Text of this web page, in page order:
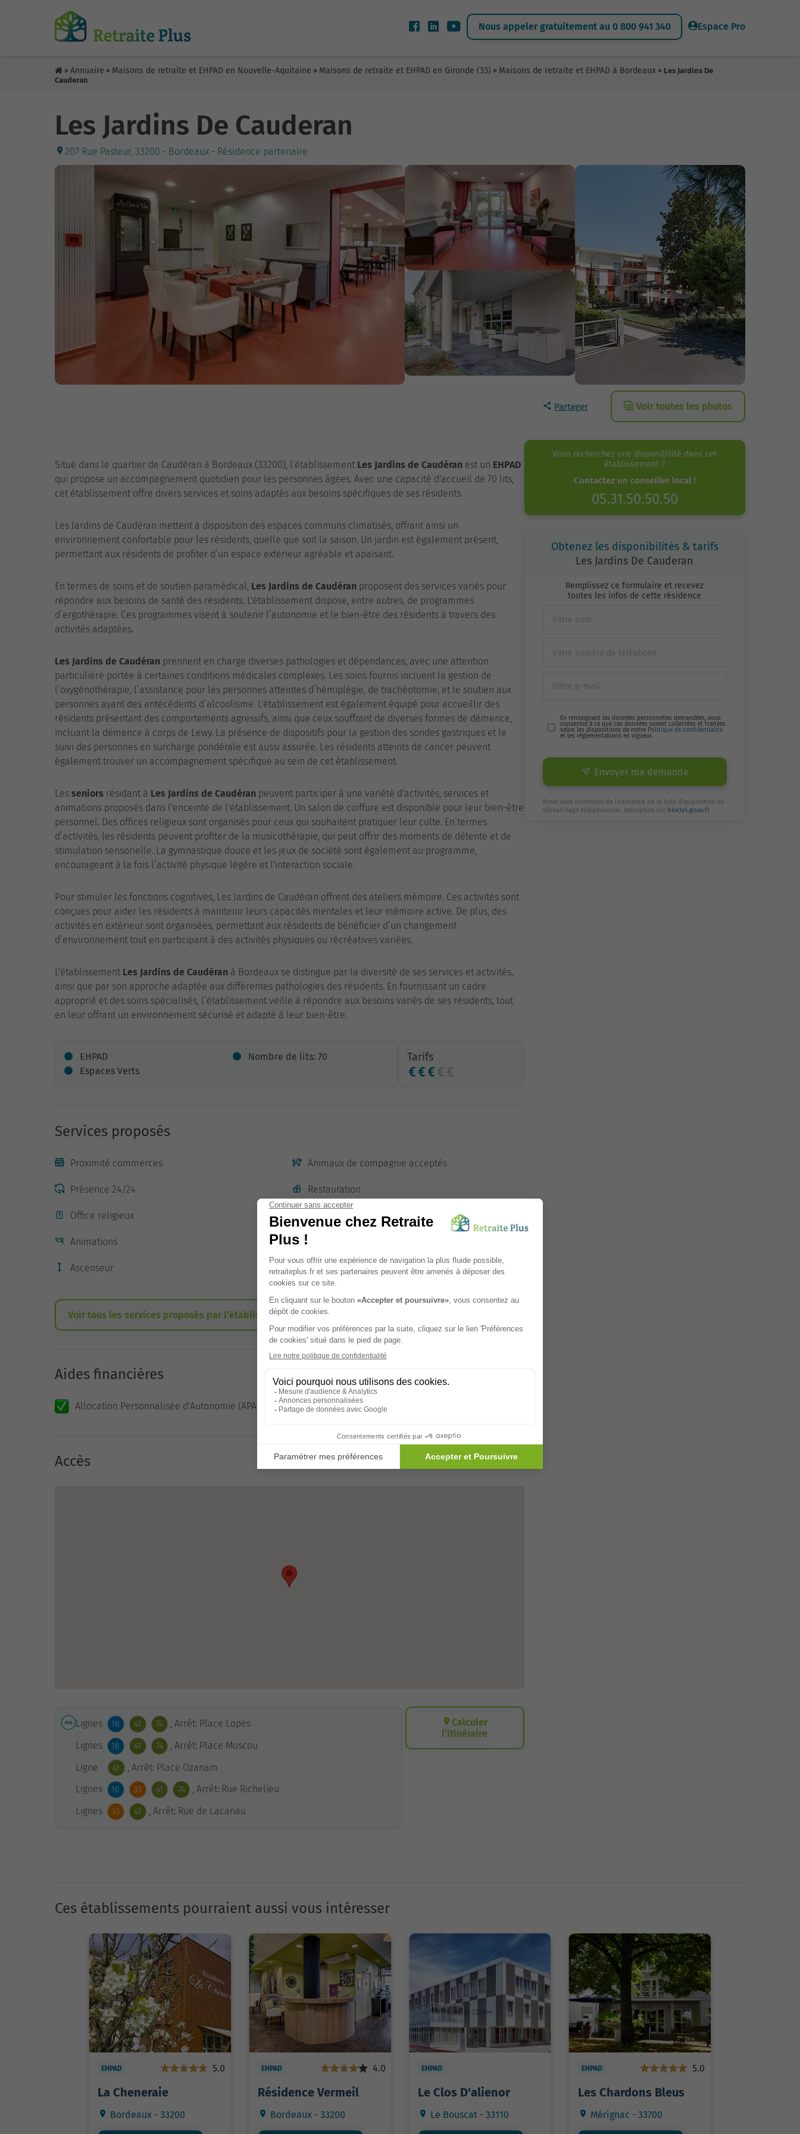
Nous appeler gratuitement au 0 800 941 340 Espace Pro
> Annuaire > Maisons de retraite et EHPAD en Nouvelle-Aquitaine > Maisons de retraite et EHPAD en Gironde (33) > Maisons de retraite et EHPAD à Bordeaux > Les Jardins De
Cauderan
Les Jardins De Cauderan
207 Rue Pasteur, 33200 - Bordeaux - Résidence partenaire
Partager Voir toutes les photos
Situé dans le quartier de Caudéran à Bordeaux (33200), l'établissement Les Jardins de Caudéran est un EHPAD
qui propose un accompagnement quotidien pour les personnes âgées. Avec une capacité d'accueil de 70 lits,
cet établissement offre divers services et soins adaptés aux besoins spécifiques de ses résidents.
Les Jardins de Caudéran mettent à disposition des espaces communs climatisés, offrant ainsi un
environnement confortable pour les résidents, quelle que soit la saison. Un jardin est également présent,
permettant aux résidents de profiter d’un espace extérieur agréable et apaisant.
En termes de soins et de soutien paramédical, Les Jardins de Caudéran proposent des services variés pour
répondre aux besoins de santé des résidents. L'établissement dispose, entre autres, de programmes
d’ergothérapie. Ces programmes visent à soutenir l’autonomie et le bien-être des résidents à travers des
activités adaptées.
Les Jardins de Caudéran prennent en charge diverses pathologies et dépendances, avec une attention
particulière portée à certaines conditions médicales complexes. Les soins fournis incluent la gestion de
l’oxygénothérapie, l’assistance pour les personnes atteintes d’hémiplégie, de trachéotomie, et le soutien aux
personnes ayant des antécédents d’alcoolisme. L'établissement est également équipé pour accueillir des
résidents présentant des comportements agressifs, ainsi que ceux souffrant de diverses formes de démence,
incluant la démence à corps de Lewy. La présence de dispositifs pour la gestion des sondes gastriques et le
suivi des personnes en surcharge pondérale est aussi assurée. Les résidents atteints de cancer peuvent
également trouver un accompagnement spécifique au sein de cet établissement.
Les seniors résidant à Les Jardins de Caudéran peuvent participer à une variété d'activités, services et
animations proposés dans l'enceinte de l'établissement. Un salon de coiffure est disponible pour leur bien-être
personnel. Des offices religieux sont organisés pour ceux qui souhaitent pratiquer leur culte. En termes
d’activités, les résidents peuvent profiter de la musicothérapie, qui peut offrir des moments de détente et de
stimulation sensorielle. La gymnastique douce et les jeux de société sont également au programme,
encourageant à la fois l’activité physique légère et l'interaction sociale.
Pour stimuler les fonctions cognitives, Les Jardins de Caudéran offrent des ateliers mémoire. Ces activités sont
conçues pour aider les résidents à maintenir leurs capacités mentales et leur mémoire active. De plus, des
activités en extérieur sont organisées, permettant aux résidents de bénéficier d’un changement
d’environnement tout en participant à des activités physiques ou récréatives variées.
L'établissement Les Jardins de Caudéran à Bordeaux se distingue par la diversité de ses services et activités,
ainsi que par son approche adaptée aux différentes pathologies des résidents. En fournissant un cadre
approprié et des soins spécialisés, l’établissement veille à répondre aux besoins variés de ses résidents, tout
en leur offrant un environnement sécurisé et adapté à leur bien-être.
EHPAD
Nombre de lits: 70
Espaces Verts
Tarifs
Services proposés
Proximité commerces Animaux de compagnie acceptés
Présence 24/24 Restauration
Office religieux Accès transports en commun
Animations
Ascenseur Climatisation
Voir tous les services proposés par l’établissement
Aides financières
Allocation Personnalisée d'Autonomie (APA)
Accès
Lignes 16 41 74
, Arrêt: Place Lopès
Lignes
16 41 74
, Arrêt: Place Moscou
Ligne
41
, Arrêt: Place Ozanam
Lignes
16 33 41 74
, Arrêt: Rue Richelieu
Lignes
33 41 , Arrêt: Rue de Lacanau
Calculer
l’itinéraire
Vous recherchez une disponibilité dans cet
établissement ?
Contactez un conseiller local !
05.31.50.50.50
Obtenez les disponibilités & tarifs
Les Jardins De Cauderan
Remplissez ce formulaire et recevez
toutes les infos de cette résidence
En renseignant les données personnelles demandées, vous
consentez à ce que ces données soient collectées et traitées
selon les dispositions de notre Politique de confidentialité
et les réglementations en vigueur.
Envoyer ma demande
Nous vous informons de l'existence de la liste d'opposition au
démarchage téléphonique. Inscription sur bloctel.gouv.fr
Ces établissements pourraient aussi vous intéresser
EHPAD 5.0
La Cheneraie
Bordeaux - 33200
EHPAD 4.0
Résidence Vermeil
Bordeaux - 33200
EHPAD
Le Clos D'alienor
Le Bouscat - 33110
EHPAD 5.0
Les Chardons Bleus
Mérignac - 33700